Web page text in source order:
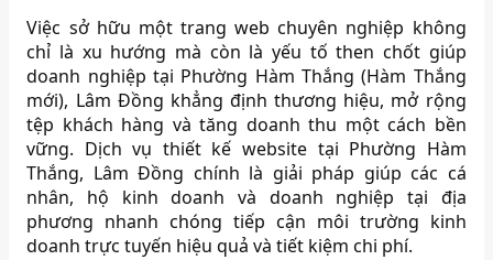
Việc sở hữu một trang web chuyên nghiệp không
chỉ là xu hướng mà còn là yếu tố then chốt giúp
doanh nghiệp tại Phường Hàm Thắng (Hàm Thắng
mới), Lâm Đồng khẳng định thương hiệu, mở rộng
tệp khách hàng và tăng doanh thu một cách bền
vững. Dịch vụ thiết kế website tại Phường Hàm
Thắng, Lâm Đồng chính là giải pháp giúp các cá
nhân, hộ kinh doanh và doanh nghiệp tại địa
phương nhanh chóng tiếp cận môi trường kinh
doanh trực tuyến hiệu quả và tiết kiệm chi phí.